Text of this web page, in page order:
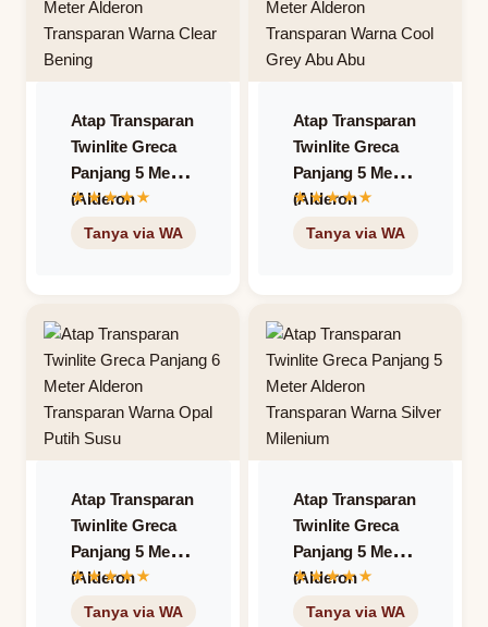
Atap Transparan
Twinlite Greca
Panjang 5 Meter
(Alderon
Transparan) –
Atap Transparan
Twinlite Greca
Panjang 5 Meter
(Alderon
Transparan) –
Atap Transparan
Twinlite Greca
Panjang 5 Meter
(Alderon
Transparan) –
Atap Transparan
Twinlite Greca
Panjang 5 Meter
(Alderon
Transparan) –